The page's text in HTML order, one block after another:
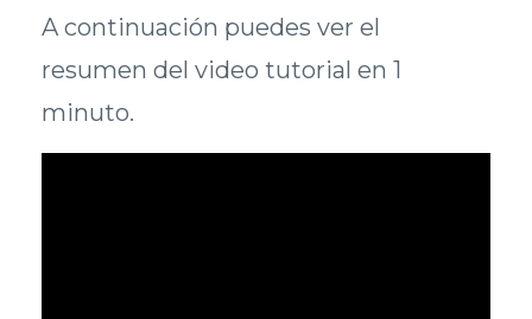
A continuación puedes ver el
resumen del video tutorial en 1
minuto.